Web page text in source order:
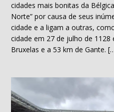
cidades mais bonitas da
Norte” por causa de seus
cidade e a ligam a outras,
cidade em 27 de julho de
Bruxelas e a 53 km de Gante.